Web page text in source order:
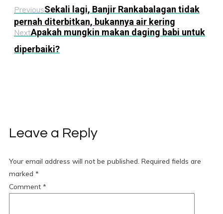
PreviousSekali lagi, Banjir Rankabalagan tidak
pernah diterbitkan, bukannya air kering
NextApakah mungkin makan daging babi untuk
diperbaiki?
Leave a Reply
Your email address will not be published. Required fields are
marked *
Comment *